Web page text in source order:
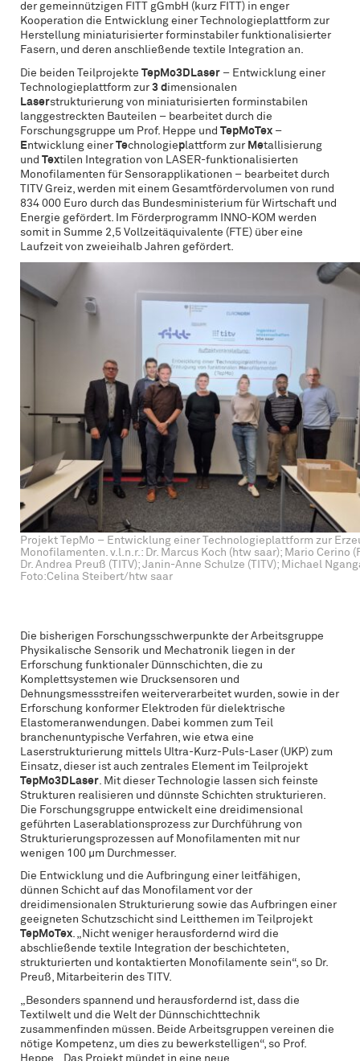
der gemeinnützigen FITT gGmbH (kurz FITT) in enger
Kooperation die Entwicklung einer Technologieplattform zur
Herstellung miniaturisierter forminstabiler funktionalisierter
Fasern, und deren anschließende textile Integration an.
Die beiden Teilprojekte TepMo3DLaser – Entwicklung einer
Technologieplattform zur3 d imensionalen
Laserstrukturierung von miniaturisierten forminstabilen
langgestreckten Bauteilen – bearbeitet durch die
Forschungsgruppe um Prof. Heppe und TepMoTex –
Entwicklung einerTechnologiep lattform zur Metallisierung
und Textilen Integration von LASER-funktionalisierten
Monofilamenten für Sensorapplikationen – bearbeitet durch
TITV Greiz, werden mit einem Gesamtfördervolumen von rund
834 000 Euro durch das Bundesministerium für Wirtschaft und
Energie gefördert. Im Förderprogramm INNO-KOM werden
somit in Summe 2,5 Vollzeitäquivalente (FTE) über eine
Laufzeit von zweieihalb Jahren gefördert.
Projekt TepMo – Entwicklung einer Technologieplattform zur
Monofilamenten. v.l.n.r.: Dr. Marcus Koch (htw saar); Mario Cerino
Dr. Andrea Preuß (TITV); Janin-Anne Schulze (TITV); Michael
Foto:Celina Steibert/htw saar
Die bisherigen Forschungsschwerpunkte der Arbeitsgruppe
Physikalische Sensorik und Mechatronik liegen in der
Erforschung funktionaler Dünnschichten, die zu
Komplettsystemen wie Drucksensoren und
Dehnungsmessstreifen weiterverarbeitet wurden, sowie in der
Erforschung konformer Elektroden für dielektrische
Elastomeranwendungen. Dabei kommen zum Teil
branchenuntypische Verfahren, wie etwa eine
Laserstrukturierung mittels Ultra-Kurz-Puls-Laser (UKP) zum
Einsatz, dieser ist auch zentrales Element im Teilprojekt
TepMo3DLaser . Mit dieser Technologie lassen sich feinste
Strukturen realisieren und dünnste Schichten strukturieren.
Die Forschungsgruppe entwickelt eine dreidimensional
geführten Laserablationsprozess zur Durchführung von
Strukturierungsprozessen auf Monofilamenten mit nur
wenigen 100 µm Durchmesser.
Die Entwicklung und die Aufbringung einer leitfähigen,
dünnen Schicht auf das Monofilament vor der
dreidimensionalen Strukturierung sowie das Aufbringen einer
geeigneten Schutzschicht sind Leitthemen im Teilprojekt
TepMoTex. „Nicht weniger herausfordernd wird die
abschließende textile Integration der beschichteten,
strukturierten und kontaktierten Monofilamente sein“, so Dr.
Preuß, Mitarbeiterin des TITV.
„Besonders spannend und herausfordernd ist, dass die
Textilwelt und die Welt der Dünnschichttechnik
zusammenfinden müssen. Beide Arbeitsgruppen vereinen die
nötige Kompetenz, um dies zu bewerkstelligen“, so Prof.
Heppe. „Das Projekt mündet in eine neue